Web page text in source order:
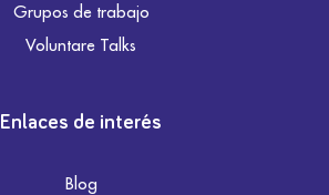
Grupos de trabajo
Voluntare Talks
Enlaces de interés
Blog